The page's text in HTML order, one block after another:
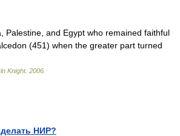
Palestine, and Egypt who remained faithful
(451) when the greater part turned
Knight. 2006
НИР?